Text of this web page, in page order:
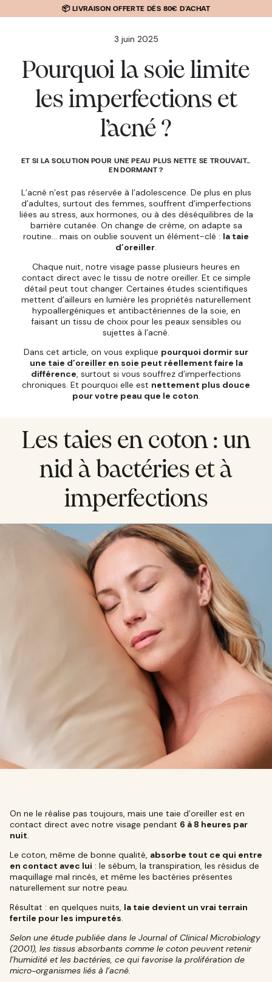
📦 LIVRAISON OFFERTE DÈS 80€ D'ACHAT
3 juin 2025
Pourquoi la soie limite
les imperfections et
l’acné ?
ET SI LA SOLUTION POUR UNE PEAU PLUS NETTE SE TROUVAIT…
EN DORMANT ?
L’acné n’est pas réservée à l’adolescence. De plus en plus
d’adultes, surtout des femmes, souffrent d’imperfections
liées au stress, aux hormones, ou à des déséquilibres de la
barrière cutanée. On change de crème, on adapte sa
routine… mais on oublie souvent un élément-clé : la taie
d’oreiller.
Chaque nuit, notre visage passe plusieurs heures en
contact direct avec le tissu de notre oreiller. Et ce simple
détail peut tout changer. Certaines études scientifiques
mettent d’ailleurs en lumière les propriétés naturellement
hypoallergéniques et antibactériennes de la soie, en
faisant un tissu de choix pour les peaux sensibles ou
sujettes à l’acné.
Dans cet article, on vous explique pourquoi dormir sur
une taie d’oreiller en soie peut réellement faire la
différence, surtout si vous souffrez d’imperfections
chroniques. Et pourquoi elle est nettement plus douce
pour votre peau que le coton.
Les taies en coton : un
nid à bactéries et à
imperfections
On ne le réalise pas toujours, mais une taie d’oreiller est en
contact direct avec notre visage pendant 6 à 8 heures par
nuit.
Le coton, même de bonne qualité, absorbe tout ce qui entre
en contact avec lui : le sébum, la transpiration, les résidus de
maquillage mal rincés, et même les bactéries présentes
naturellement sur notre peau.
Résultat : en quelques nuits, la taie devient un vrai terrain
fertile pour les impuretés.
Selon une étude publiée dans le Journal of Clinical Microbiology
(2001), les tissus absorbants comme le coton peuvent retenir
l’humidité et les bactéries, ce qui favorise la prolifération de
micro-organismes liés à l’acné.